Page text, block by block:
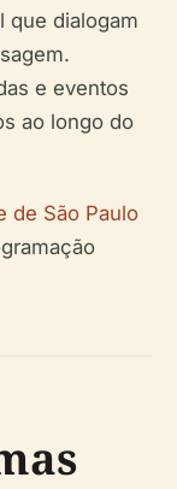
que dialogam
e eventos
ao longo do
de São Paulo